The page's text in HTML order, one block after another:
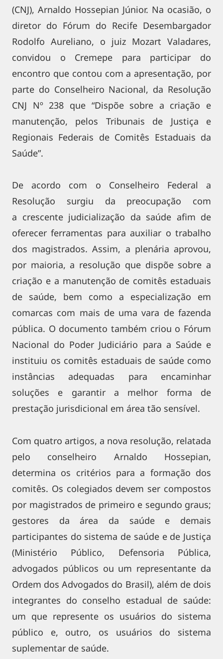
(CNJ), Arnaldo Hossepian Júnior. Na ocasião, o
diretor do Fórum do Recife Desembargador
Rodolfo Aureliano, o juiz Mozart Valadares,
convidou o Cremepe para participar do
encontro que contou com a apresentação, por
parte do Conselheiro Nacional, da Resolução
CNJ Nº 238 que “Dispõe sobre a criação e
manutenção, pelos Tribunais de Justiça e
Regionais Federais de Comitês Estaduais da
Saúde”.
De acordo com o Conselheiro Federal a
Resolução surgiu da preocupação com
a crescente judicialização da saúde afim de
oferecer ferramentas para auxiliar o trabalho
dos magistrados. Assim, a plenária aprovou,
por maioria, a resolução que dispõe sobre a
criação e a manutenção de comitês estaduais
de saúde, bem como a especialização em
comarcas com mais de uma vara de fazenda
pública. O documento também criou o Fórum
Nacional do Poder Judiciário para a Saúde e
instituiu os comitês estaduais de saúde como
instâncias adequadas para encaminhar
soluções e garantir a melhor forma de
prestação jurisdicional em área tão sensível.
Com quatro artigos, a nova resolução, relatada
pelo conselheiro Arnaldo Hossepian,
determina os critérios para a formação dos
comitês. Os colegiados devem ser compostos
por magistrados de primeiro e segundo graus;
gestores da área da saúde e demais
participantes do sistema de saúde e de Justiça
(Ministério Público, Defensoria Pública,
advogados públicos ou um representante da
Ordem dos Advogados do Brasil), além de dois
integrantes do conselho estadual de saúde:
um que represente os usuários do sistema
público e, outro, os usuários do sistema
suplementar de saúde.